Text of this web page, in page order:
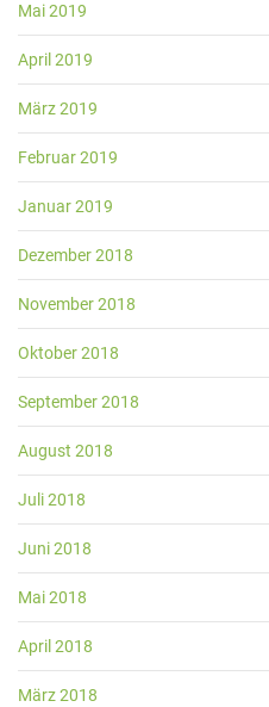
Mai 2019
April 2019
März 2019
Februar 2019
Januar 2019
Dezember 2018
November 2018
Oktober 2018
September 2018
August 2018
Juli 2018
Juni 2018
Mai 2018
April 2018
März 2018